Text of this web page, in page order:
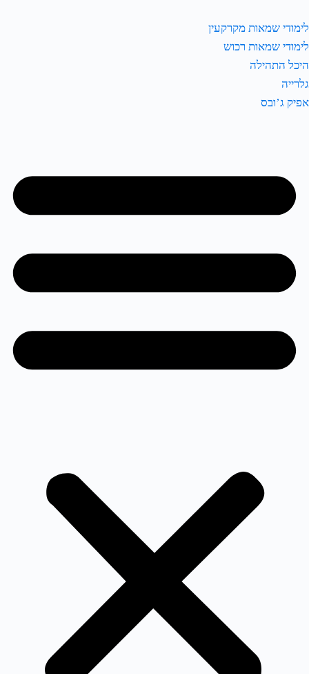
לימודי שמאות מקרקעין
לימודי שמאות רכוש
היכל התהילה
גלרייה
אפיק ג’ובס